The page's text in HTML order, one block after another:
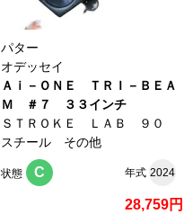
パター
オデッセイ
Ａｉ－ＯＮＥ ＴＲＩ－ＢＥＡ
Ｍ ＃７ ３３インチ
ＳＴＲＯＫＥ ＬＡＢ ９０
スチール その他
状態 C 年式 2024
28,759円